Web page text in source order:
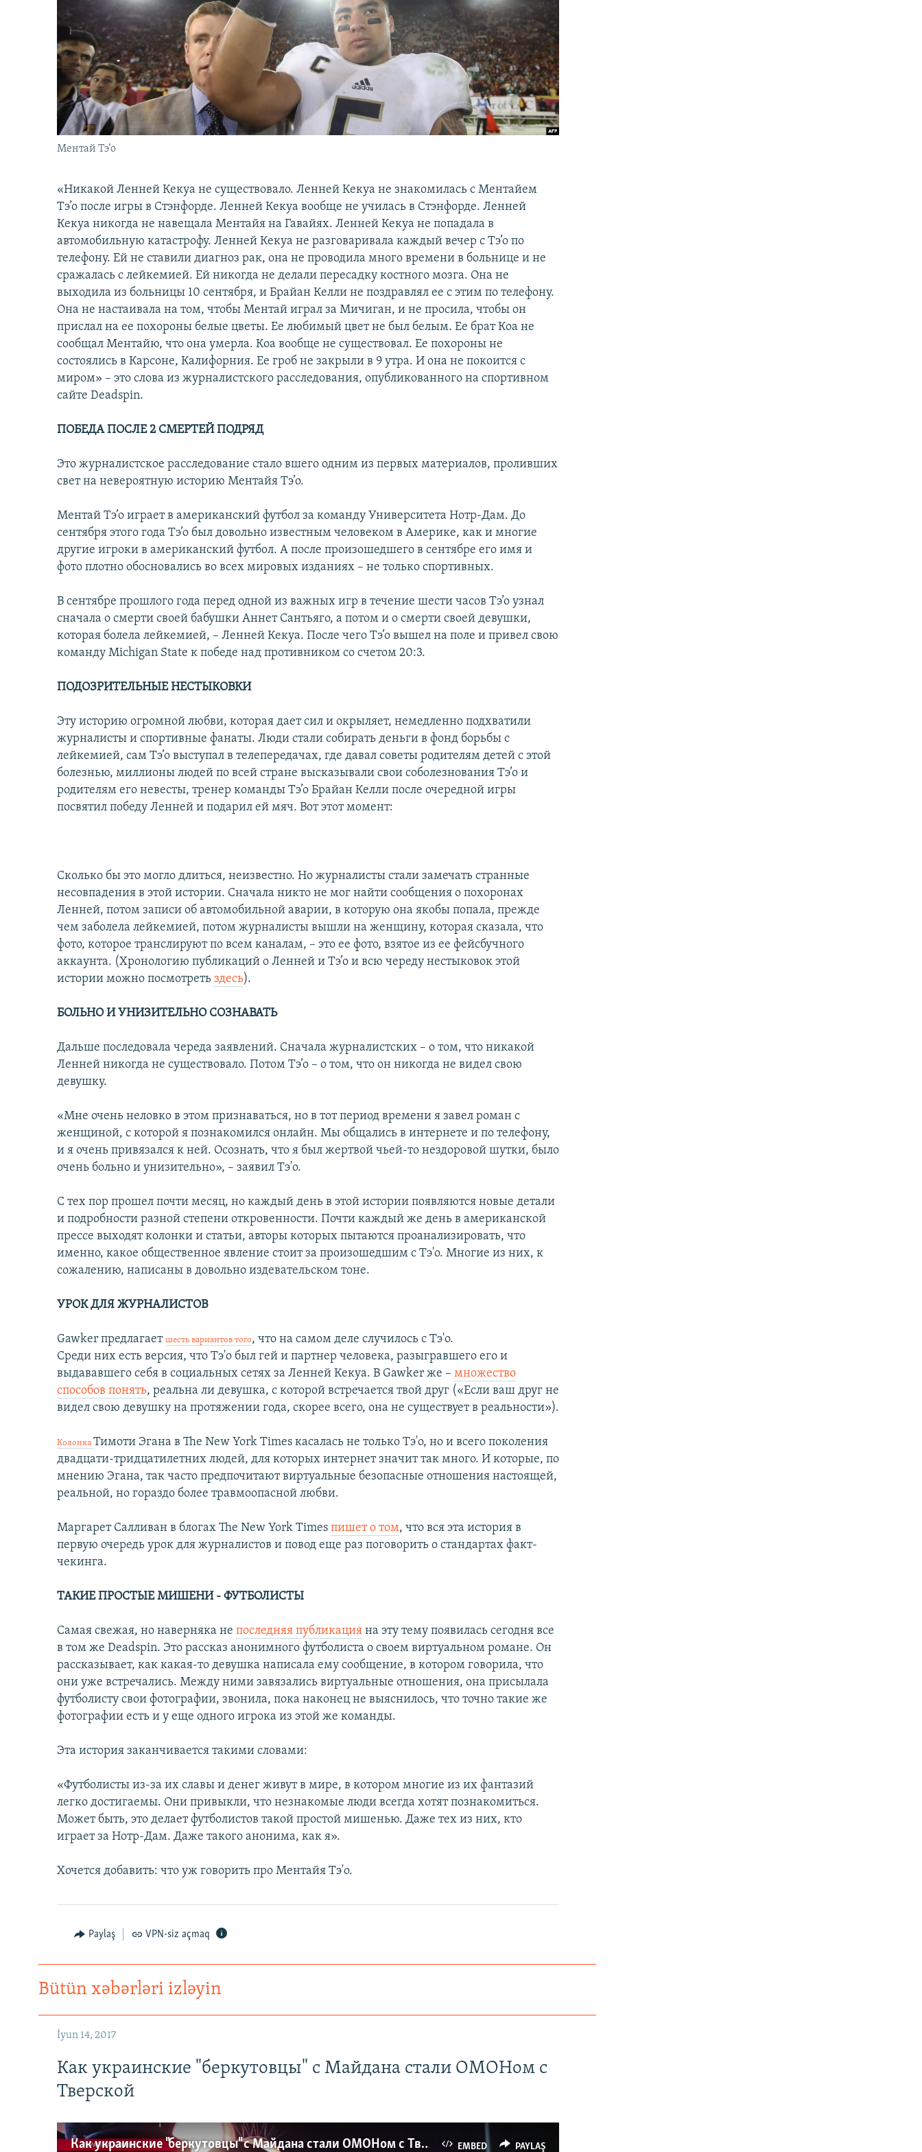
KARIKATURA
İSLAM VƏ DEMOKRATIYA
İZ - MƏDƏNIYYƏT PROQRAMI
PEŞƏ ETIKASI VƏ JURNALISTIKA
STANDARTLARIMIZ
MATERIALLARIMIZDAN ISTIFADƏ
AZADLIQRADIOSU MOBIL TELEFONUNUZDA
BIZIMLƏ ƏLAQƏ
Ментай Тэ’о
«Никакой Ленней Кекуа не существовало. Ленней Кекуа не знакомилась с Ментайем
Тэ’о после игры в Стэнфорде. Ленней Кекуа вообще не училась в Стэнфорде. Ленней
Кекуа никогда не навещала Ментайя на Гавайях. Ленней Кекуа не попадала в
автомобильную катастрофу. Ленней Кекуа не разговаривала каждый вечер с Тэ’о по
телефону. Ей не ставили диагноз рак, она не проводила много времени в больнице и не
сражалась с лейкемией. Ей никогда не делали пересадку костного мозга. Она не
выходила из больницы 10 сентября, и Брайан Келли не поздравлял ее с этим по телефону.
Она не настаивала на том, чтобы Ментай играл за Мичиган, и не просила, чтобы он
прислал на ее похороны белые цветы. Ее любимый цвет не был белым. Ее брат Коа не
сообщал Ментайю, что она умерла. Коа вообще не существовал. Ее похороны не
состоялись в Карсоне, Калифорния. Ее гроб не закрыли в 9 утра. И она не покоится с
миром» – это слова из журналистского расследования, опубликованного на спортивном
сайте Deadspin.
ПОБЕДА ПОСЛЕ 2 СМЕРТЕЙ ПОДРЯД
Это журналистское расследование стало вшего одним из первых материалов, проливших
свет на невероятную историю Ментайя Тэ’о.
Ментай Тэ’о играет в американский футбол за команду Университета Нотр-Дам. До
сентября этого года Тэ’о был довольно известным человеком в Америке, как и многие
другие игроки в американский футбол. А после произошедшего в сентябре его имя и
фото плотно обосновались во всех мировых изданиях – не только спортивных.
В сентябре прошлого года перед одной из важных игр в течение шести часов Тэ’о узнал
сначала о смерти своей бабушки Аннет Сантьяго, а потом и о смерти своей девушки,
которая болела лейкемией, – Ленней Кекуа. После чего Тэ’о вышел на поле и привел свою
команду Michigan State к победе над противником со счетом 20:3.
ПОДОЗРИТЕЛЬНЫЕ НЕСТЫКОВКИ
Эту историю огромной любви, которая дает сил и окрыляет, немедленно подхватили
журналисты и спортивные фанаты. Люди стали собирать деньги в фонд борьбы с
лейкемией, сам Тэ’о выступал в телепередачах, где давал советы родителям детей с этой
болезнью, миллионы людей по всей стране высказывали свои соболезнования Тэ’о и
родителям его невесты, тренер команды Тэ’о Брайан Келли после очередной игры
посвятил победу Ленней и подарил ей мяч. Вот этот момент:
Сколько бы это могло длиться, неизвестно. Но журналисты стали замечать странные
несовпадения в этой истории. Сначала никто не мог найти сообщения о похоронах
Ленней, потом записи об автомобильной аварии, в которую она якобы попала, прежде
чем заболела лейкемией, потом журналисты вышли на женщину, которая сказала, что
фото, которое транслируют по всем каналам, – это ее фото, взятое из ее фейсбучного
аккаунта. (Хронологию публикаций о Ленней и Тэ’о и всю череду нестыковок этой
истории можно посмотреть здесь).
БОЛЬНО И УНИЗИТЕЛЬНО СОЗНАВАТЬ
Дальше последовала череда заявлений. Сначала журналистcких – о том, что никакой
Ленней никогда не существовало. Потом Тэ’о – о том, что он никогда не видел свою
девушку.
«Мне очень неловко в этом признаваться, но в тот период времени я завел роман с
женщиной, с которой я познакомился онлайн. Мы общались в интернете и по телефону,
и я очень привязался к ней. Осознать, что я был жертвой чьей-то нездоровой шутки, было
очень больно и унизительно», – заявил Тэ'о.
С тех пор прошел почти месяц, но каждый день в этой истории появляются новые детали
и подробности разной степени откровенности. Почти каждый же день в американской
прессе выходят колонки и статьи, авторы которых пытаются проанализировать, что
именно, какое общественное явление стоит за произошедшим с Тэ'о. Многие из них, к
сожалению, написаны в довольно издевательском тоне.
УРОК ДЛЯ ЖУРНАЛИСТОВ
Gawker предлагает шесть вариантов того, что на самом деле случилось с Тэ'о.
Среди них есть версия, что Тэ'о был гей и партнер человека, разыгравшего его и
выдававшего себя в социальных сетях за Ленней Кекуа. В Gawker же – множество
способов понять, реальна ли девушка, с которой встречается твой друг («Если ваш друг не
видел свою девушку на протяжении года, скорее всего, она не существует в реальности»).
Колонка Тимоти Эгана в The New York Times касалась не только Тэ'о, но и всего поколения
двадцати-тридцатилетних людей, для которых интернет значит так много. И которые, по
мнению Эгана, так часто предпочитают виртуальные безопасные отношения настоящей,
реальной, но гораздо более травмоопасной любви.
Маргарет Салливан в блогах The New York Times пишет о том, что вся эта история в
первую очередь урок для журналистов и повод еще раз поговорить о стандартах факт-
чекинга.
ТАКИЕ ПРОСТЫЕ МИШЕНИ - ФУТБОЛИСТЫ
Самая свежая, но наверняка не последняя публикация на эту тему появилась сегодня все
в том же Deadspin. Это рассказ анонимного футболиста о своем виртуальном романе. Он
рассказывает, как какая-то девушка написала ему сообщение, в котором говорила, что
они уже встречались. Между ними завязались виртуальные отношения, она присылала
футболисту свои фотографии, звонила, пока наконец не выяснилось, что точно такие же
фотографии есть и у еще одного игрока из этой же команды.
Эта история заканчивается такими словами:
«Футболисты из-за их славы и денег живут в мире, в котором многие из их фантазий
легко достигаемы. Они привыкли, что незнакомые люди всегда хотят познакомиться.
Может быть, это делает футболистов такой простой мишенью. Даже тех из них, кто
играет за Нотр-Дам. Даже такого анонима, как я».
Хочется добавить: что уж говорить про Ментайя Тэ'о.
Paylaş VPN-siz açmaq
Bütün xəbərləri izləyin
İyun 14, 2017
Как украинские "беркутовцы" с Майдана стали ОМОНом с
Тверской
EMBED PAYLAŞ
Как украинские "беркутовцы" с Майдана стали ОМОНом с Тверской